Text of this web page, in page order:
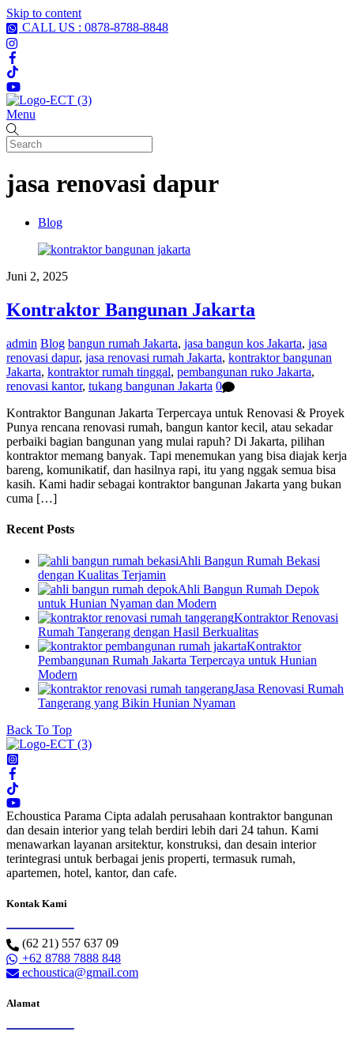
Skip to content
CALL US : 0878-8788-8848
Menu
jasa renovasi dapur
Blog
Juni 2, 2025
Kontraktor Bangunan Jakarta
admin Blog bangun rumah Jakarta, jasa bangun kos Jakarta, jasa
renovasi dapur, jasa renovasi rumah Jakarta, kontraktor bangunan
Jakarta, kontraktor rumah tinggal, pembangunan ruko Jakarta,
renovasi kantor, tukang bangunan Jakarta 0
Kontraktor Bangunan Jakarta Terpercaya untuk Renovasi & Proyek
Punya rencana renovasi rumah, bangun kantor kecil, atau sekadar
perbaiki bagian bangunan yang mulai rapuh? Di Jakarta, pilihan
kontraktor memang banyak. Tapi menemukan yang bisa diajak kerja
bareng, komunikatif, dan hasilnya rapi, itu yang nggak semua bisa
kasih. Kami hadir sebagai kontraktor bangunan Jakarta yang bukan
cuma […]
Recent Posts
Ahli Bangun Rumah Bekasi
dengan Kualitas Terjamin
Ahli Bangun Rumah Depok
untuk Hunian Nyaman dan Modern
Kontraktor Renovasi
Rumah Tangerang dengan Hasil Berkualitas
Kontraktor
Pembangunan Rumah Jakarta Terpercaya untuk Hunian
Modern
Jasa Renovasi Rumah
Tangerang yang Bikin Hunian Nyaman
Back To Top
Echoustica Parama Cipta adalah perusahaan kontraktor bangunan
dan desain interior yang telah berdiri lebih dari 24 tahun. Kami
menawarkan layanan arsitektur, konstruksi, dan desain interior
terintegrasi untuk berbagai jenis properti, termasuk rumah,
apartemen, hotel, kantor, dan cafe.
Kontak Kami
(62 21) 557 637 09
+62 8788 7888 848
echoustica@gmail.com
Alamat